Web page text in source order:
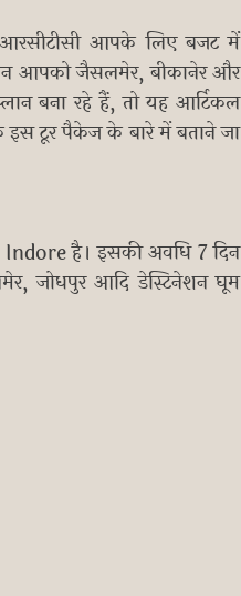
आपके लिए बजट में
आपको जैसलमेर, बीकानेर और
बना रहे हैं, तो यह आर्टिकल
टूर पैकेज के बारे में बताने जा
है। इसकी अवधि 7 दिन
जोधपुर आदि डेस्टिनेशन घूम